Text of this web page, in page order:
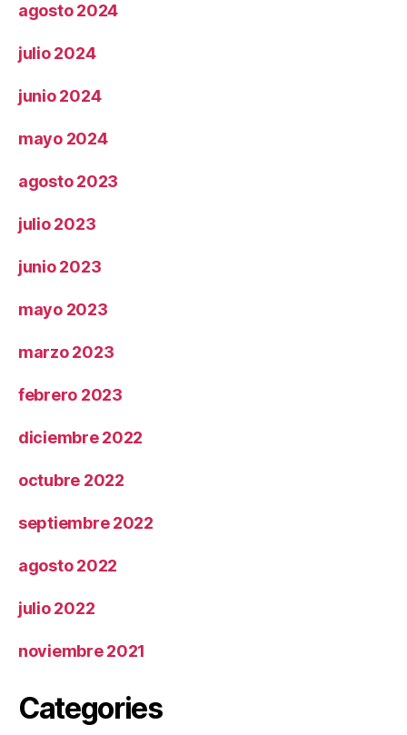
agosto 2024
julio 2024
junio 2024
mayo 2024
agosto 2023
julio 2023
junio 2023
mayo 2023
marzo 2023
febrero 2023
diciembre 2022
octubre 2022
septiembre 2022
agosto 2022
julio 2022
noviembre 2021
Categories